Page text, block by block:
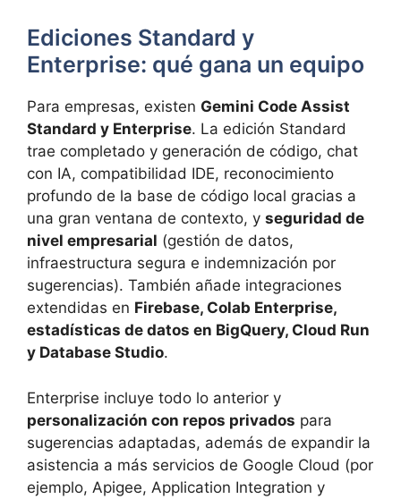
Ediciones Standard y
Enterprise: qué gana un equipo
Para empresas, existen Gemini Code Assist
Standard y Enterprise. La edición Standard
trae completado y generación de código, chat
con IA, compatibilidad IDE, reconocimiento
profundo de la base de código local gracias a
una gran ventana de contexto, y seguridad de
nivel empresarial (gestión de datos,
infraestructura segura e indemnización por
sugerencias). También añade integraciones
extendidas en Firebase, Colab Enterprise,
estadísticas de datos en BigQuery, Cloud Run
y Database Studio.
Enterprise incluye todo lo anterior y
personalización con repos privados para
sugerencias adaptadas, además de expandir la
asistencia a más servicios de Google Cloud (por
ejemplo, Apigee, Application Integration y